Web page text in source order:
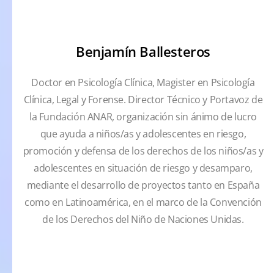
Benjamín Ballesteros
Doctor en Psicología Clínica, Magister en Psicología
Clínica, Legal y Forense. Director Técnico y Portavoz de
la Fundación ANAR, organización sin ánimo de lucro
que ayuda a niños/as y adolescentes en riesgo,
promoción y defensa de los derechos de los niños/as y
adolescentes en situación de riesgo y desamparo,
mediante el desarrollo de proyectos tanto en España
como en Latinoamérica, en el marco de la Convención
de los Derechos del Niño de Naciones Unidas.